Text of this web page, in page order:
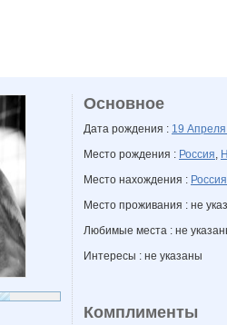
Основное
Дата рождения : 19
Место рождения : Россия,
Место нахождения : Россия
Место проживания : не
Любимые места : не
Интересы : не указаны
Комплименты